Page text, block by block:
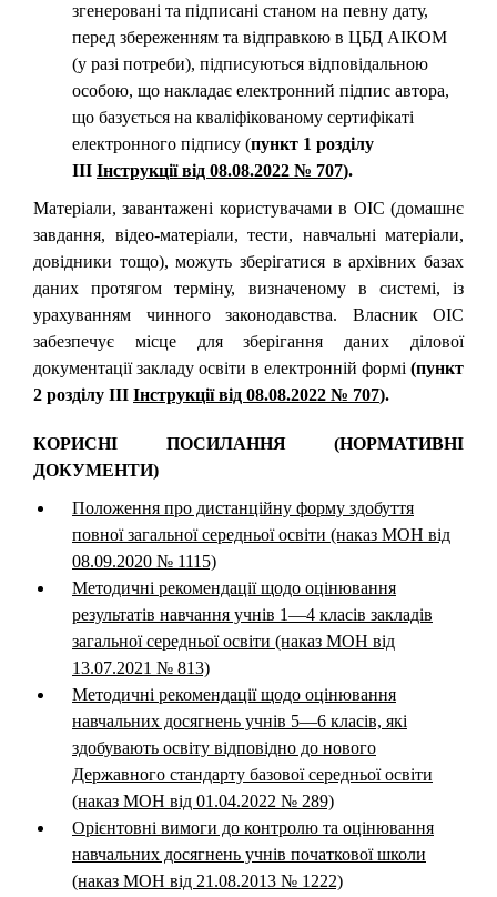
згенеровані та підписані станом на певну дату,
перед збереженням та відправкою в ЦБД АІКОМ
(у разі потреби), підписуються відповідальною
особою, що накладає електронний підпис автора,
що базується на кваліфікованому сертифікаті
електронного підпису (пункт 1 розділу
ІІІ Інструкції від 08.08.2022 № 707).
Матеріали, завантажені користувачами в ОІС (домашнє
завдання, відео-матеріали, тести, навчальні матеріали,
довідники тощо), можуть зберігатися в архівних базах
даних протягом терміну, визначеному в системі, із
урахуванням чинного законодавства. Власник ОІС
забезпечує місце для зберігання даних ділової
документації закладу освіти в електронній формі (пункт
2 розділу ІІІ Інструкції від 08.08.2022 № 707).
КОРИСНІ ПОСИЛАННЯ (НОРМАТИВНІ
ДОКУМЕНТИ)
Положення про дистанційну форму здобуття
повної загальної середньої освіти (наказ МОН від
08.09.2020 № 1115)
Методичні рекомендації щодо оцінювання
результатів навчання учнів 1—4 класів закладів
загальної середньої освіти (наказ МОН від
13.07.2021 № 813)
Методичні рекомендації щодо оцінювання
навчальних досягнень учнів 5—6 класів, які
здобувають освіту відповідно до нового
Державного стандарту базової середньої освіти
(наказ МОН від 01.04.2022 № 289)
Орієнтовні вимоги до контролю та оцінювання
навчальних досягнень учнів початкової школи
(наказ МОН від 21.08.2013 № 1222)